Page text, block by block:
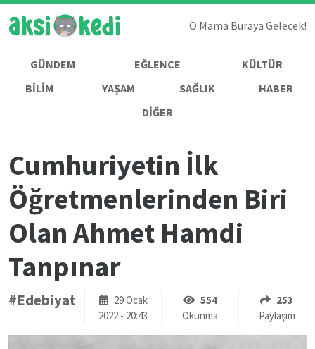
O Mama Buraya Gelecek!
GÜNDEM EĞLENCE
KÜLTÜR
BİLİM
YAŞAM SAĞLIK
HABER
DİĞER
Cumhuriyetin İlk
Öğretmenlerinden Biri
Olan Ahmet Hamdi
Tanpınar
#Edebiyat
29 Ocak
2022 - 20:43
554
Okunma
253
Paylaşım